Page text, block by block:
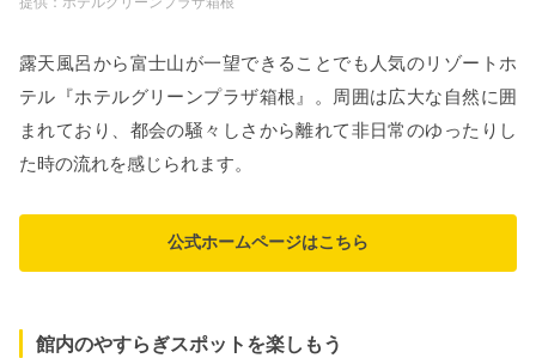
露天風呂から富士山が一望できることでも人気のリゾートホ
テル『ホテルグリーンプラザ箱根』。周囲は広大な自然に囲
まれており、都会の騒々しさから離れて非日常のゆったりし
た時の流れを感じられます。
公式ホームページはこちら
館内のやすらぎスポットを楽しもう